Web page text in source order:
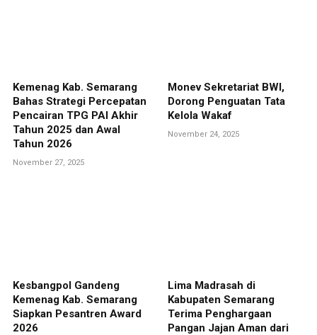
Kemenag Kab. Semarang
Bahas Strategi Percepatan
Pencairan TPG PAI Akhir
Tahun 2025 dan Awal
Tahun 2026
November 27, 2025
Monev Sekretariat BWI,
Dorong Penguatan Tata
Kelola Wakaf
November 24, 2025
Kesbangpol Gandeng
Kemenag Kab. Semarang
Siapkan Pesantren Award
2026
Lima Madrasah di
Kabupaten Semarang
Terima Penghargaan
Pangan Jajan Aman dari